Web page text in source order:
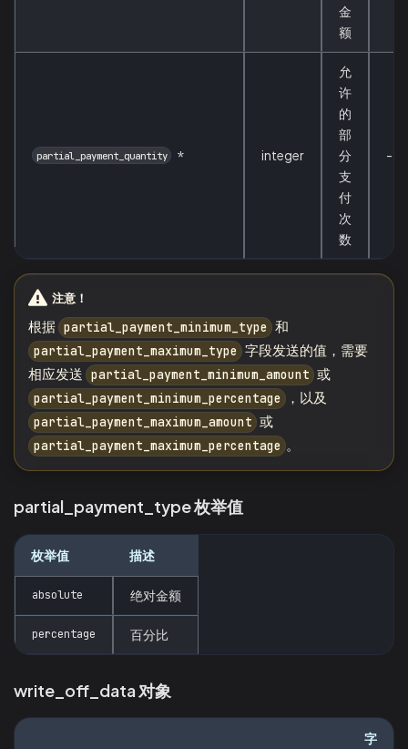
金
额
partial_payment_quantity * integer
允
许
的
部
分
支
付
次
数
-
注意！
根据 partial_payment_minimum_type 和
partial_payment_maximum_type 字段发送的值，需要
相应发送 partial_payment_minimum_amount 或
partial_payment_minimum_percentage ，以及
partial_payment_maximum_amount 或
partial_payment_maximum_percentage
partial_payment_type 枚举值
枚举值 描述
absolute 绝对金额
percentage 百分比
write_off_data 对象
字